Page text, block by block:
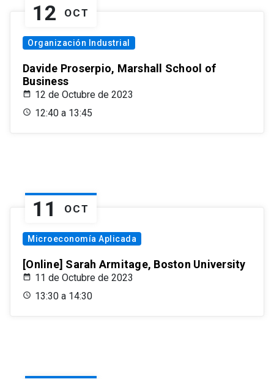
12 OCT
Organización Industrial
Davide Proserpio, Marshall School of
Business
12 de Octubre de 2023
12:40 a 13:45
11 OCT
Microeconomía Aplicada
[Online] Sarah Armitage, Boston University
11 de Octubre de 2023
13:30 a 14:30